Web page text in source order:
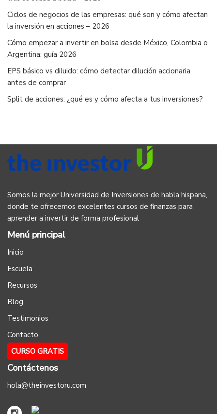
Ciclos de negocios de las empresas: qué son y cómo afectan
la inversión en acciones – 2026
Cómo empezar a invertir en bolsa desde México, Colombia o
Argentina: guía 2026
EPS básico vs diluido: cómo detectar dilución accionaria
antes de comprar
Split de acciones: ¿qué es y cómo afecta a tus inversiones?
Somos la mejor Universidad de Inversiones de habla hispana,
donde te ofrecemos excelentes cursos de finanzas para
aprender a invertir de forma profesional
Menú principal
Inicio
Escuela
Recursos
Blog
Testimonios
Contacto
CURSO GRATIS
Contáctenos
hola@theinvestoru.com